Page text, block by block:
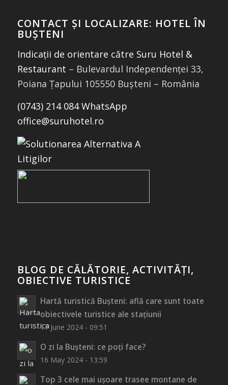
CONTACT ȘI LOCALIZARE: HOTEL ÎN
BUȘTENI
Indicații de orientare către Suru Hotel &
Restaurant – Bulevardul Independenței 33,
Poiana Țapului 105550 Bușteni – România
(0743) 214 084 WhatsApp
office@suruhotel.ro
BLOG DE CĂLĂTORIE, ACTIVITĂȚI,
OBIECTIVE TURISTICE
Hartă turistică Bușteni: află care sunt toate
obiectivele turistice ale stațiunii
17 June 2024 - 09:51
O zi la Bușteni: ce poți face?
16 May 2024 - 13:59
Top 3 cele mai ușoare trasee montane de